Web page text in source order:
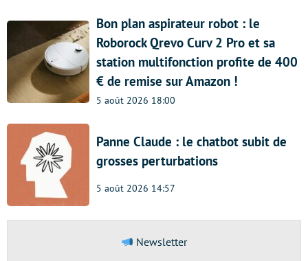
Bon plan aspirateur robot : le
Roborock Qrevo Curv 2 Pro et sa
station multifonction profite de 400
€ de remise sur Amazon !
5 août 2026 18:00
Panne Claude : le chatbot subit de
grosses perturbations
5 août 2026 14:57
Newsletter